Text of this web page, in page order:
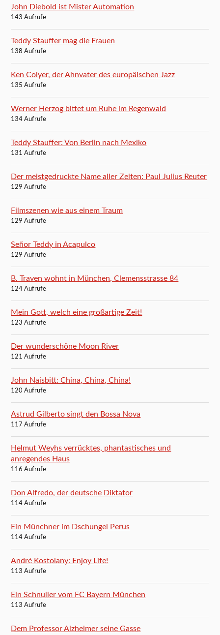
John Diebold ist Mister Automation
143 Aufrufe
Teddy Stauffer mag die Frauen
138 Aufrufe
Ken Colyer, der Ahnvater des europäischen Jazz
135 Aufrufe
Werner Herzog bittet um Ruhe im Regenwald
134 Aufrufe
Teddy Stauffer: Von Berlin nach Mexiko
131 Aufrufe
Der meistgedruckte Name aller Zeiten: Paul Julius Reuter
129 Aufrufe
Filmszenen wie aus einem Traum
129 Aufrufe
Señor Teddy in Acapulco
129 Aufrufe
B. Traven wohnt in München, Clemensstrasse 84
124 Aufrufe
Mein Gott, welch eine großartige Zeit!
123 Aufrufe
Der wunderschöne Moon River
121 Aufrufe
John Naisbitt: China, China, China!
120 Aufrufe
Astrud Gilberto singt den Bossa Nova
117 Aufrufe
Helmut Weyhs verrücktes, phantastisches und
anregendes Haus
116 Aufrufe
Don Alfredo, der deutsche Diktator
114 Aufrufe
Ein Münchner im Dschungel Perus
114 Aufrufe
André Kostolany: Enjoy Life!
113 Aufrufe
Ein Schnuller vom FC Bayern München
113 Aufrufe
Dem Professor Alzheimer seine Gasse